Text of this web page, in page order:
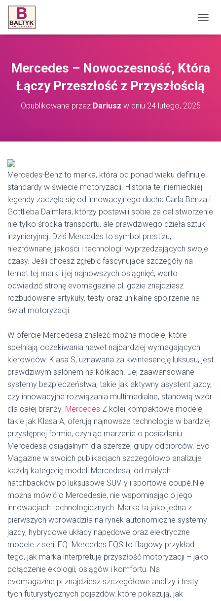
R
Ą
Z
Ę
Mercedes – Nowoczesność, Która
Łączy Przeszłość z Przyszłością
Opublikowane przez Dariusz w dniu 24 lutego, 2025
Mercedes-Benz to marka, która od ponad wieku definiuje
standardy w świecie motoryzacji. Historia tej niemieckiej
legendy zaczęła się od innowacyjnego ducha Carla Benza i
Gottlieba Daimlera, którzy postawili sobie za cel stworzenie
nie tylko środka transportu, ale prawdziwego dzieła sztuki
inżynieryjnej. Dziś Mercedes to symbol prestiżu,
niezrównanej jakości i technologii wyprzedzających swoje
czasy. Jeśli chcesz zgłębić fascynujące szczegóły na
temat tej marki i jej najnowszych osiągnięć, warto
odwiedzić stronę evomagazine.pl, gdzie znajdziesz
rozbudowane artykuły, testy oraz unikalne spojrzenie na
świat motoryzacji.
W ofercie Mercedesa znaleźć można modele, które
spełniają oczekiwania nawet najbardziej wymagających
kierowców. Klasa S, uznawana za kwintesencję luksusu, jest
prawdziwym salonem na kółkach. Jej zaawansowane
systemy bezpieczeństwa, takie jak aktywny asystent jazdy,
czy innowacyjne rozwiązania multimedialne, stanowią wzór
dla całej branży. Mercedes Z kolei kompaktowe modele,
takie jak Klasa A, oferują najnowsze technologie w bardziej
przystępnej formie, czyniąc marzenie o posiadaniu
Mercedesa osiągalnym dla szerszej grupy odbiorców. Evo
Magazine w swoich publikacjach szczegółowo analizuje
każdą kategorię modeli Mercedesa, od małych
hatchbacków po luksusowe SUV-y i sportowe coupé.Nie
można mówić o Mercedesie, nie wspominając o jego
innowacjach technologicznych. Marka ta jako jedna z
pierwszych wprowadziła na rynek autonomiczne systemy
jazdy, hybrydowe układy napędowe oraz elektryczne
modele z serii EQ. Mercedes EQS to flagowy przykład
tego, jak marka interpretuje przyszłość motoryzacji – jako
połączenie ekologii, osiągów i komfortu. Na
evomagazine.pl znajdziesz szczegółowe analizy i testy
tych futurystycznych pojazdów, które pokazują, jak